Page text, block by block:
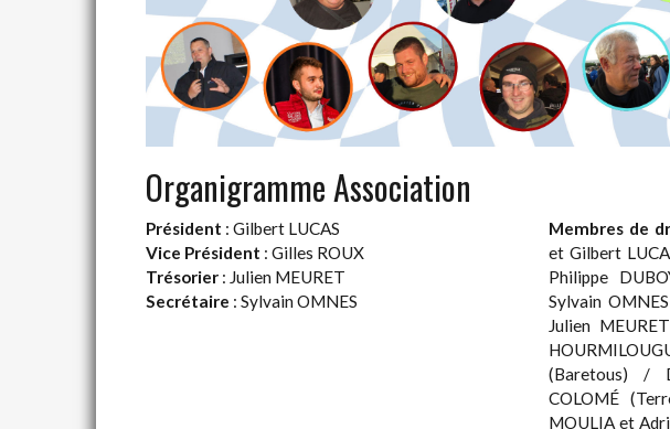
Organigramme Association
Président : Gilbert LUCAS
Vice Président : Gilles ROUX
Trésorier : Julien MEURET
Secrétaire : Sylvain OMNES
Membres de
et Gilbert
Philippe
Sylvain
Julien
(Baretous) /
COLOMÉ
MOULIA et